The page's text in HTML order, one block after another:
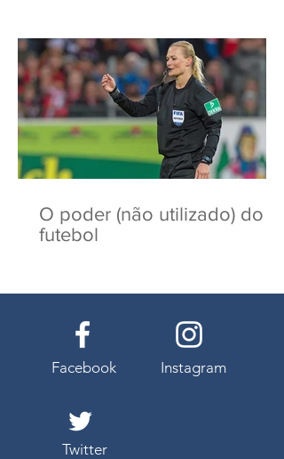
O poder (não utilizado) do
futebol
Facebook
Twitter
Instagram